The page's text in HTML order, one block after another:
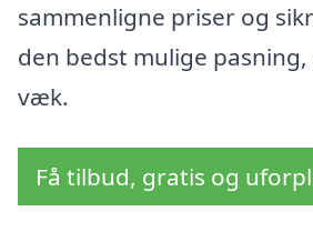
sammenligne priser og
den bedst mulige
væk.
Få tilbud, gratis og